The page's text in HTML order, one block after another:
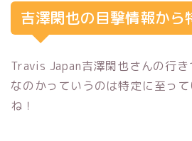
吉澤閑也の目撃情報から
Travis Japan吉澤閑也さんの行き
なのかっていうのは特定に至っ
ね！